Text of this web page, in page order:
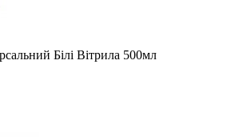
Білі Вітрила 500мл